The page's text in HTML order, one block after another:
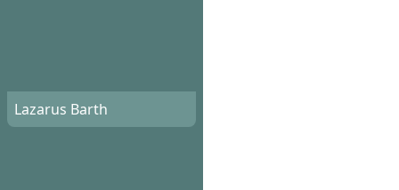
Lazarus Barth